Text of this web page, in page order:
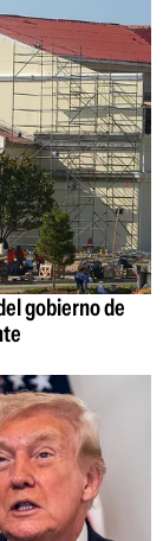
gobierno de